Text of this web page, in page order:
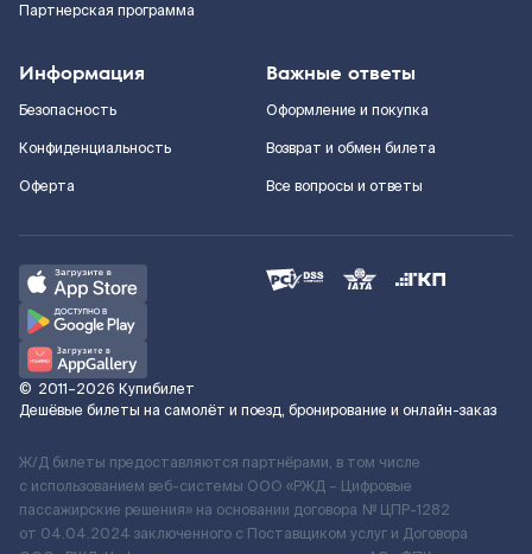
Партнерская программа
Информация
Безопасность
Конфиденциальность
Оферта
Важные ответы
Оформление и покупка
Возврат и обмен билета
Все вопросы и ответы
© 2011–2026 Купибилет
Дешёвые билеты на самолёт и поезд, бронирование и онлайн-заказ
Ж/Д билеты предоставляются партнёрами, в том числе
с использованием веб-системы ООО «РЖД – Цифровые
пассажирские решения» на основании договора № ЦПР-1282
от 04.04.2024 заключенного с Поставщиком услуг и Договора